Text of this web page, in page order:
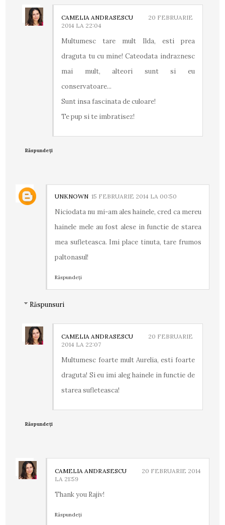
CAMELIA ANDRASESCU
20 FEBRUARIE
2014 LA 22:04
Multumesc tare mult Ilda, esti prea
draguta tu cu mine! Cateodata indraznesc
mai mult, alteori sunt si eu
conservatoare...
Sunt insa fascinata de culoare!
Te pup si te imbratisez!
Răspundeți
UNKNOWN 15 FEBRUARIE 2014 LA 00:50
Niciodata nu mi-am ales hainele, cred ca mereu
hainele mele au fost alese in functie de starea
mea sufleteasca. Imi place tinuta, tare frumos
paltonasul!
Răspundeți
Răspunsuri
CAMELIA ANDRASESCU
20 FEBRUARIE
2014 LA 22:07
Multumesc foarte mult Aurelia, esti foarte
draguta! Si eu imi aleg hainele in functie de
starea sufleteasca!
Răspundeți
CAMELIA ANDRASESCU
20 FEBRUARIE 2014
LA 21:59
Thank you Rajiv!
Răspundeți